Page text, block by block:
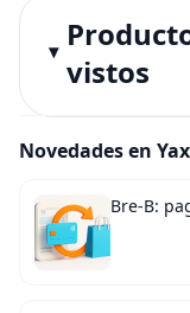
vistos
Novedades en
Bre-B: